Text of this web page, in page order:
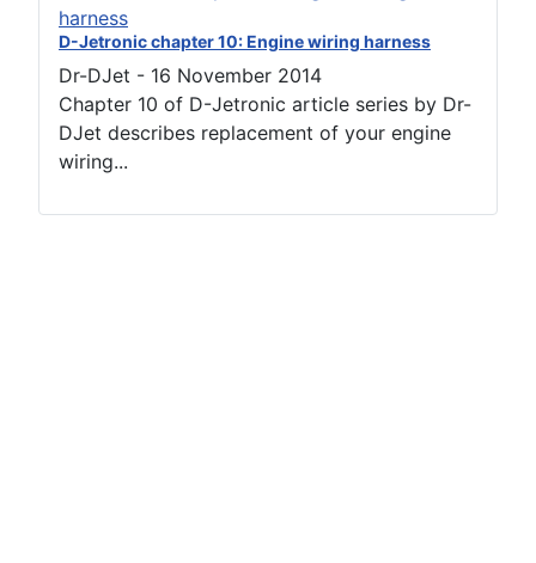
D-Jetronic chapter 10: Engine wiring harness
Dr-DJet - 16 November 2014
Chapter 10 of D-Jetronic article series by Dr-
DJet describes replacement of your engine
wiring...